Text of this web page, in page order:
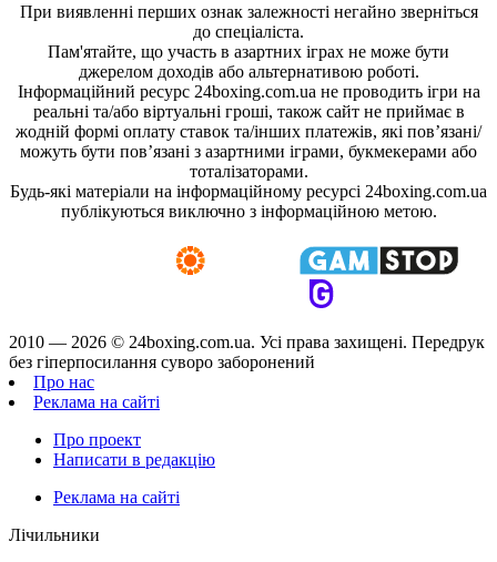
При виявленні перших ознак залежності негайно зверніться
до спеціаліста.
Пам'ятайте, що участь в азартних іграх не може бути
джерелом доходів або альтернативою роботі.
Інформаційний ресурс 24boxing.com.ua не проводить ігри на
реальні та/або віртуальні гроші, також сайт не приймає в
жодній формі оплату ставок та/інших платежів, які пов’язані/
можуть бути пов’язані з азартними іграми, букмекерами або
тоталізаторами.
Будь-які матеріали на інформаційному ресурсі 24boxing.com.ua
публікуються виключно з інформаційною метою.
2010 — 2026 © 24boxing.com.ua. Усi права захищенi. Передрук
без гіперпосилання суворо заборонений
Про нас
Реклама на сайті
Про проект
Написати в редакцію
Реклама на сайті
Лічильники